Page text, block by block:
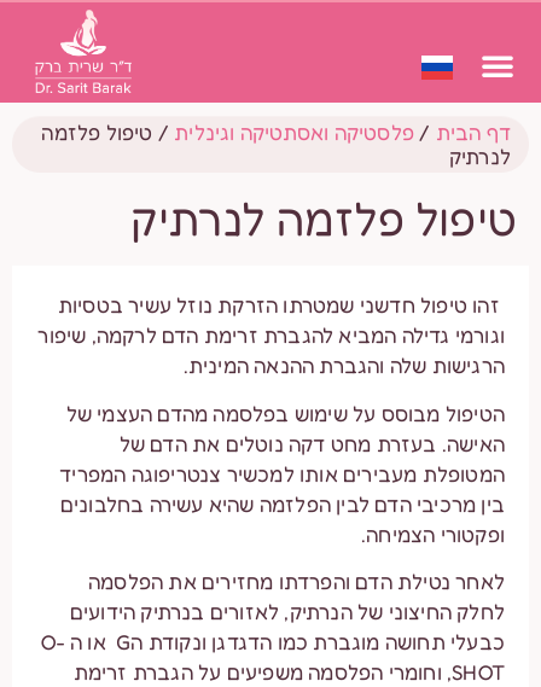
דף הבית /פלסטיקה ואסתטיקה וגינלית / טיפול פלזמה
לנרתיק
טיפול פלזמה לנרתיק
זהו טיפול חדשני שמטרתו הזרקת נוזל עשיר בטסיות
וגורמי גדילה המביא להגברת זרימת הדם לרקמה, שיפור
הרגישות שלה והגברת ההנאה המינית.
הטיפול מבוסס על שימוש בפלסמה מהדם העצמי של
האישה. בעזרת מחט דקה נוטלים את הדם של
המטופלת מעבירים אותו למכשיר צנטריפוגה המפריד
בין מרכיבי הדם לבין הפלזמה שהיא עשירה בחלבונים
ופקטורי הצמיחה.
לאחר נטילת הדם והפרדתו מחזירים את הפלסמה
לחלק החיצוני של הנרתיק, לאזורים בנרתיק הידועים
כבעלי תחושה מוגברת כמו הדגדגן ונקודת הG או ה O-
SHOT, וחומרי הפלסמה משפיעים על הגברת זרימת